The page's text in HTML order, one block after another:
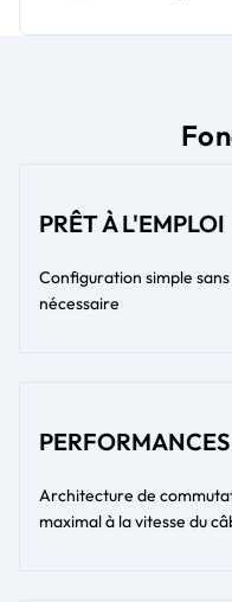
PRÊT À L'EMPLOI
Configuration simple
nécessaire
Architecture de
maximal à la vitesse du